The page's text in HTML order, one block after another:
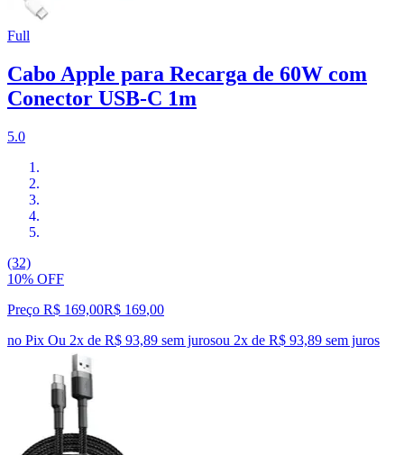
Full
Cabo Apple para Recarga de 60W com
Conector USB-C 1m
5.0
(32)
10% OFF
Preço R$ 169,00R$ 169,00
no Pix Ou 2x de R$ 93,89 sem jurosou 2x de R$ 93,89 sem juros